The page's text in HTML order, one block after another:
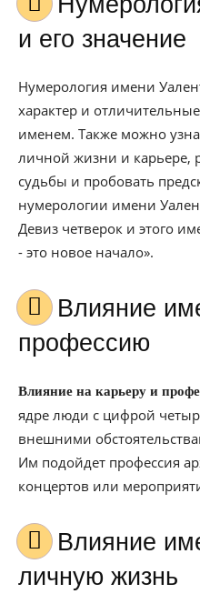
и его значение
Нумерология имени
характер и
именем. Также можно
личной жизни и карьере,
судьбы и пробовать
нумерологии имени
Девиз четверок и этого
- это новое начало».
Влияние имени Уалент на
профессию
Влияние на карьеру и
ядре люди с цифрой
внешними
Им подойдет профессия
концертов или
Влияние имени Уалент на
личную жизнь